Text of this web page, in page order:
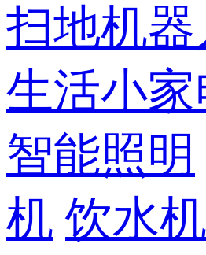
扫地机器
生活小家
智能照明
机 饮水机